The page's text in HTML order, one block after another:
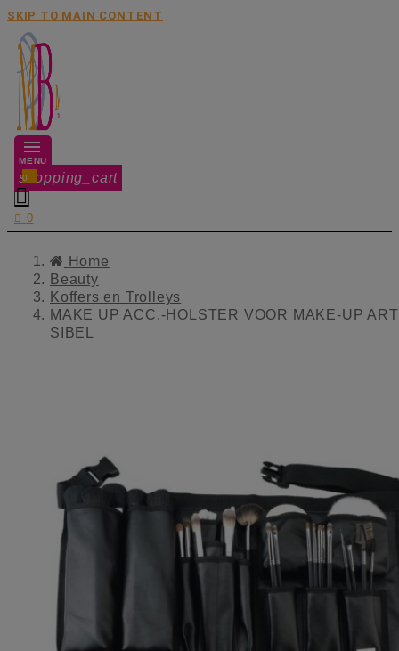
SKIP TO MAIN CONTENT
MENU
shopping_cart
0

 0
Home
Beauty
Koffers en Trolleys
MAKE UP ACC.-HOLSTER VOOR MAKE-UP
SIBEL